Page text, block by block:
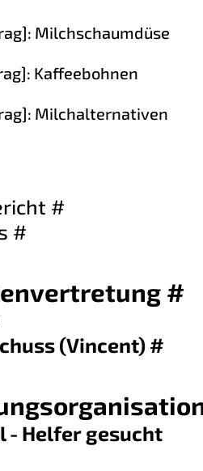
Milchschaumdüse
Kaffeebohnen
Milchalternativen
#
#
#
(Vincent)#
- Helfer gesucht